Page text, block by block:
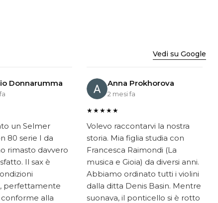
Vedi su Google
Donnarumma
un Selmer
80 serie I da
rimasto davvero
Il sax è
perfettamente
alla
Anna Prokhorova
2 mesi fa
★★★★★
Volevo raccontarvi la nostra
storia. Mia figlia studia con
Francesca Raimondi (La
musica e Gioia) da diversi anni.
Abbiamo ordinato tutti i violini
dalla ditta Denis Basin. Mentre
suonava, il ponticello si è rotto